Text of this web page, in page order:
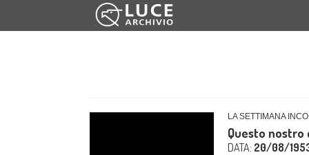
LA SETTIMANA
Questo nostro
DATA: 20/08/